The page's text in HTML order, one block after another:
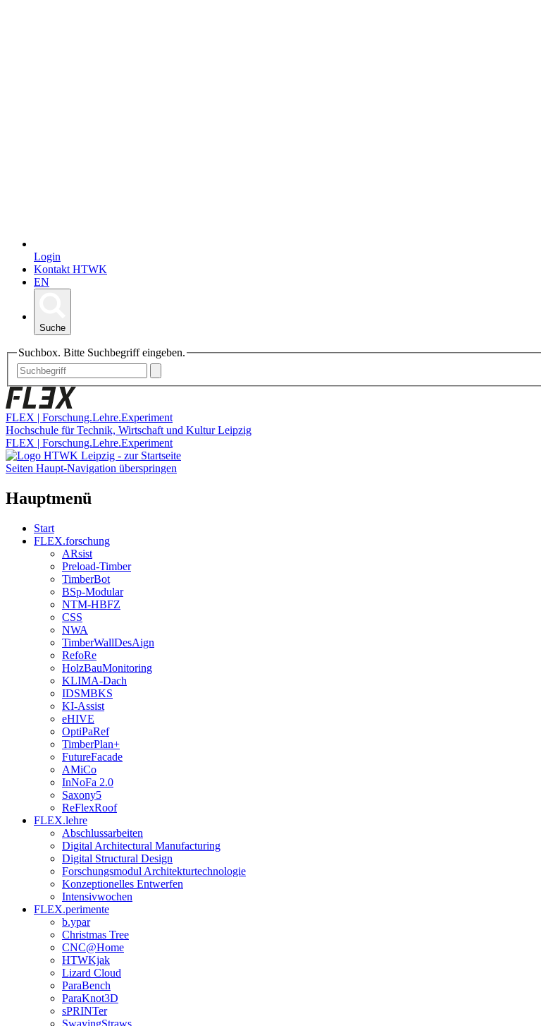
Login
Kontakt HTWK
EN
Suche
Suchbox. Bitte Suchbegriff eingeben.
FLEX | Forschung.Lehre.Experiment
Hochschule für Technik, Wirtschaft und Kultur Leipzig
FLEX | Forschung.Lehre.Experiment
Seiten Haupt-Navigation überspringen
Hauptmenü
Start
FLEX.forschung
ARsist
Preload-Timber
TimberBot
BSp-Modular
NTM-HBFZ
CSS
NWA
TimberWallDesAign
RefoRe
HolzBauMonitoring
KLIMA-Dach
IDSMBKS
KI-Assist
eHIVE
OptiPaRef
TimberPlan+
FutureFacade
AMiCo
InNoFa 2.0
Saxony5
ReFlexRoof
FLEX.lehre
Abschlussarbeiten
Digital Architectural Manufacturing
Digital Structural Design
Forschungsmodul Architekturtechnologie
Konzeptionelles Entwerfen
Intensivwochen
FLEX.perimente
b.ypar
Christmas Tree
CNC@Home
HTWKjak
Lizard Cloud
ParaBench
ParaKnot3D
sPRINTer
SwayingStraws